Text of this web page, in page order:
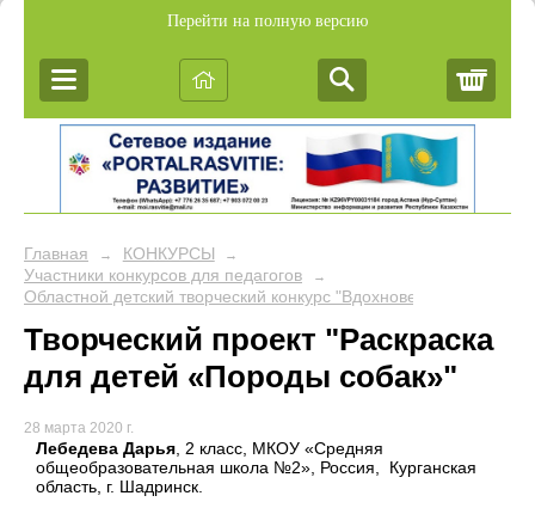
Перейти на полную версию
Главная → КОНКУРСЫ →
Участники конкурсов для педагогов →
Областной детский творческий конкурс "Вдохновение"
Творческий проект "Раскраска
для детей «Породы собак»"
28 марта 2020 г.
Лебедева Дарья, 2 класс, МКОУ «Средняя
общеобразовательная школа №2», Россия, Курганская
область, г. Шадринск.